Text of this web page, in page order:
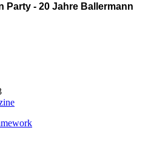
Party - 20 Jahre Ballermann